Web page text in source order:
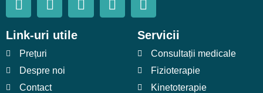
Link-uri utile
Prețuri
Despre noi
Contact
Servicii
Consultații medicale
Fizioterapie
Kinetoterapie